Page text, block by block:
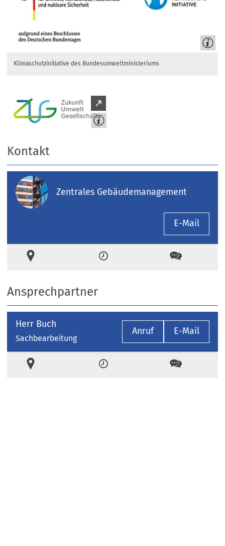
Klimaschutzinitiative des Bundesumweltministeriums
Kontakt
Zentrales Gebäudemanagement
E-Mail
Zeiten Kontakt
Ansprechpartner
Herr Buch
Sachbearbeitung
Anruf E-Mail
Zeiten Kontakt